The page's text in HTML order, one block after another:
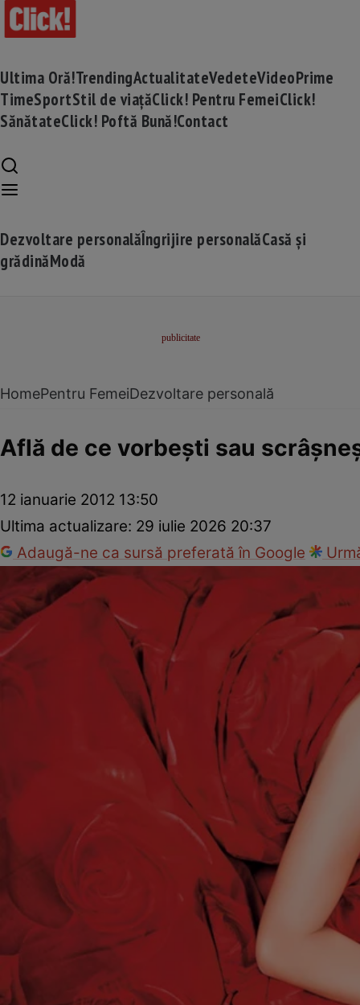
Ultima Oră!TrendingActualitateVedeteVideoPrime
TimeSportStil de viațăClick! Pentru FemeiClick!
SănătateClick! Poftă Bună!Contact
Dezvoltare personalăÎngrijire personalăCasă și
grădinăModă
HomePentru FemeiDezvoltare personală
Află de ce vorbeşti sau
12 ianuarie 2012 13:50
Ultima actualizare: 29 iulie 2026 20:37
Adaugă-ne ca sursă preferată în Google